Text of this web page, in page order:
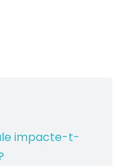
impacte-t-